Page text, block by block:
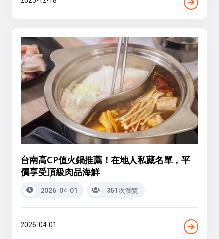
台南高CP值火鍋推薦！在地人私藏名單，平
價享受頂級肉品海鮮
2026-04-01 351次瀏覽
2026-04-01